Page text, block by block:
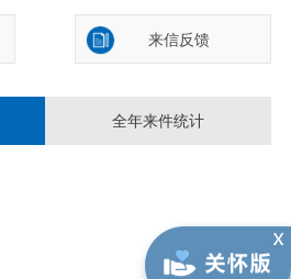
来信反馈
全年来件统计